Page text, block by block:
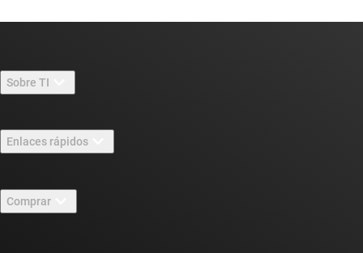
Sobre TI
Carreras laborales
Sala de redacción
Enlaces rápidos
Foros de soporte de diseño de TI E2E™
Comprar